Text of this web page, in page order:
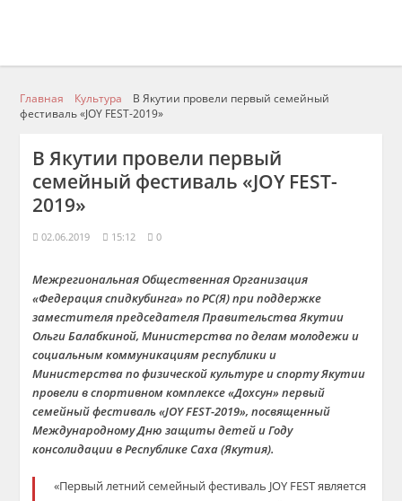
Главная Культура
В Якутии провели первый семейный
фестиваль «JOY FEST-2019»
В Якутии провели первый
семейный фестиваль «JOY FEST-
2019»
02.06.2019 15:12 0
Межрегиональная Общественная Организация
«Федерация спидкубинга» по РС(Я) при поддержке
заместителя председателя Правительства Якутии
Ольги Балабкиной, Министерства по делам молодежи и
социальным коммуникациям республики и
Министерства по физической культуре и спорту Якутии
провели в спортивном комплексе «Дохсун» первый
семейный фестиваль «JOY FEST-2019», посвященный
Международному Дню защиты детей и Году
консолидации в Республике Саха (Якутия).
«Первый летний семейный фестиваль JOY FEST является